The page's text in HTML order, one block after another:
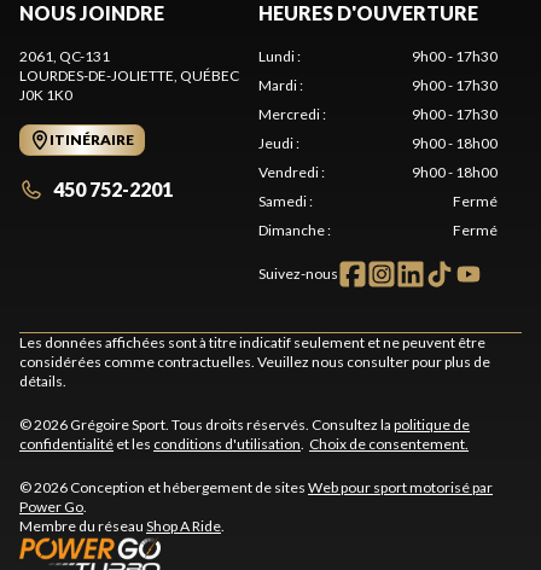
NOUS JOINDRE
2061, QC-131
LOURDES-DE-JOLIETTE, QUÉBEC
J0K 1K0
ITINÉRAIRE
450 752-2201
HEURES D'OUVERTURE
Lundi:
9h00 - 17h30
Mardi:
9h00 - 17h30
Mercredi:
9h00 - 17h30
Jeudi:
9h00 - 18h00
Vendredi:
9h00 - 18h00
Samedi:
Fermé
Dimanche: Fermé
Suivez-nous
Les données affichées sont à titre indicatif seulement et ne peuvent être
considérées comme contractuelles. Veuillez nous consulter pour plus de
détails.
© 2026 Grégoire Sport. Tous droits réservés. Consultez la politique de
confidentialité et les conditions d'utilisation. Choix de consentement.
© 2026 Conception et hébergement de sites Web pour sport motorisé par
Power Go.
Membre du réseau Shop A Ride.